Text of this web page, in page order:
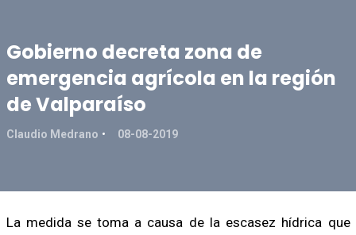
Gobierno decreta zona de
emergencia agrícola en la región
de Valparaíso
Claudio Medrano 08-08-2019
La medida se toma a causa de la escasez hídrica que